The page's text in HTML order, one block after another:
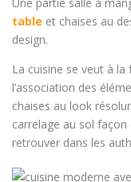
table et chaises au
design.
La cuisine se veut à
l’association des
chaises au look
carrelage au sol façon
retrouver dans les